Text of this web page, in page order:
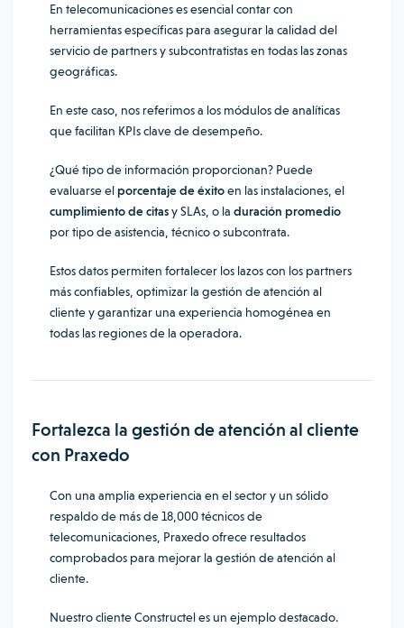
En telecomunicaciones es esencial contar con
herramientas específicas para asegurar la calidad del
servicio de partners y subcontratistas en todas las zonas
geográficas.
En este caso, nos referimos a los módulos de analíticas
que facilitan KPIs clavede desempeño.
¿Qué tipo de información proporcionan? Puede
evaluarse elporcentaje de éxitoen las instalaciones, el
cumplimiento de citasy SLAs, o la duración promedio
por tipo de asistencia, técnico o subcontrata.
Estos datos permiten fortalecer los lazos con los partners
más confiables, optimizar la gestión de atención al
cliente y garantizar una experiencia homogénea en
todas las regiones de la operadora.
Fortalezca la gestión de atención al cliente
con Praxedo
Con una amplia experiencia en el sector y un sólido
respaldo de más de 18,000 técnicos de
telecomunicaciones, Praxedo ofrece resultados
comprobados para mejorar la gestión de atención al
cliente.
Nuestro cliente Constructel es un ejemplo destacado.